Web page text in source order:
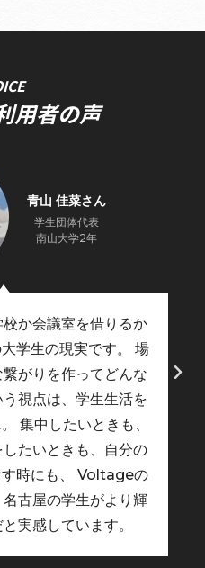
用者の声
か会議室を借りるか
学生の現実です。 場
がりを作ってどんな
視点は、学生生活を
集中したいときも、
たいときも、自分の
時にも、 Voltageの
古屋の学生がより輝
実感しています。
青山 佳菜さん
学生団体代表
南山大学2年